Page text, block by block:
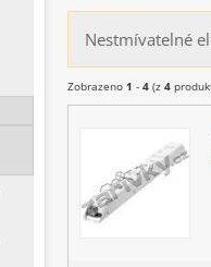
Nestmívatelné
Zobrazeno 1 - 4 (z 4